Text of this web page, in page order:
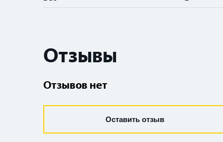
Отзывы
Отзывов нет
Оставить отзыв